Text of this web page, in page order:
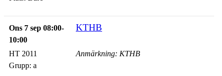
Ons 7 sep 08:00-
10:00
KTHB
HT 2011
Grupp: a
Anmärkning: KTHB